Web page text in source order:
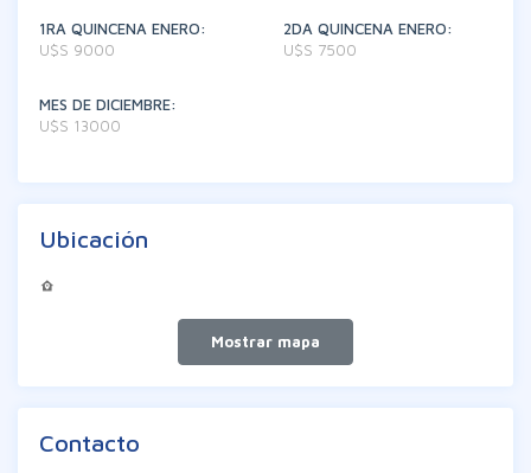
1RA QUINCENA ENERO:
U$S 9000
2DA QUINCENA ENERO:
U$S 7500
MES DE DICIEMBRE:
U$S 13000
Ubicación
Contacto